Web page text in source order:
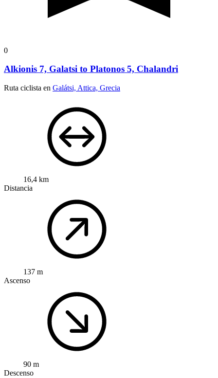
0
Alkionis 7, Galatsi to Platonos 5, Chalandri
Ruta ciclista en Galátsi, Attica, Grecia
16,4 km
Distancia
137 m
Ascenso
90 m
Descenso